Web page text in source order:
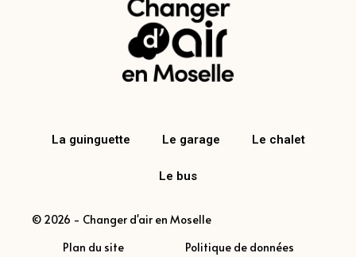
La guinguette Le garage Le chalet
Le bus
© 2026 - Changer d'air en Moselle
Plan du site
Politique de données